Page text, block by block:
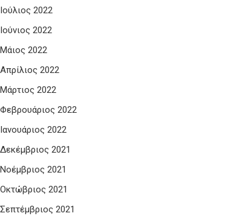
Ιούλιος 2022
Ιούνιος 2022
Μάιος 2022
Απρίλιος 2022
Μάρτιος 2022
Φεβρουάριος 2022
Ιανουάριος 2022
Δεκέμβριος 2021
Νοέμβριος 2021
Οκτώβριος 2021
Σεπτέμβριος 2021